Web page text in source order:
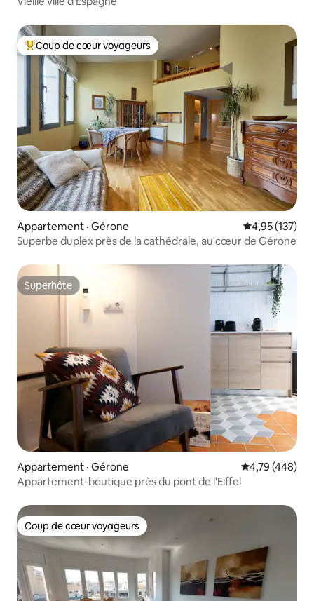
Coup de cœur voyageurs parmi les plus aimés
Coup de cœur voyageurs
Appartement · Gérone Note
4,95 (137)
Superbe duplex près de la cathédrale, au cœur de Gérone
Superhôte
Superhôte
Appartement · Gérone Note
4,79 (448)
Appartement-boutique près du pont de l'Eiffel
Coup de cœur voyageurs
Coup de cœur voyageurs